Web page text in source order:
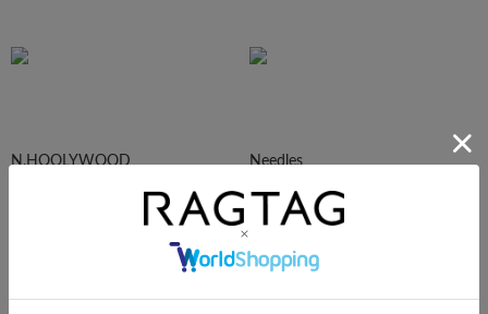
N.HOOLYWOOD Needles